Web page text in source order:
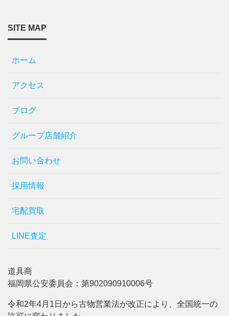
SITE MAP
ホーム
アクセス
ブログ
グループ店舗紹介
お問い合わせ
採用情報
宅配買取
LINE査定
道具商
福岡県公安委員会：第902090910006号
令和2年4月1日から古物営業法が改正により、全国統一の